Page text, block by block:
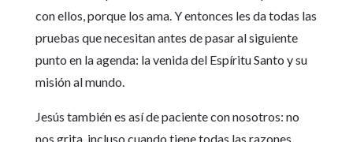
con ellos, porque los ama. Y entonces les da todas las
pruebas que necesitan antes de pasar al siguiente
punto en la agenda: la venida del Espíritu Santo y su
misión al mundo.
Jesús también es así de paciente con nosotros: no
nos grita, incluso cuando tiene todas las razones